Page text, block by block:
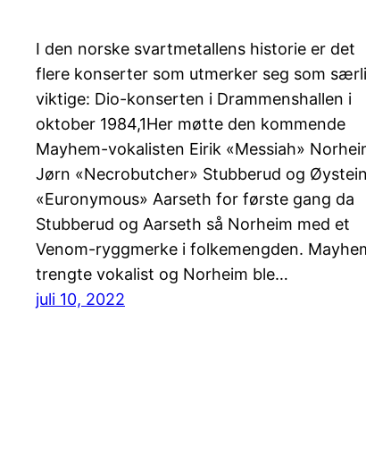
I den norske svartmetallens historie er det
flere konserter som utmerker seg som
viktige: Dio-konserten i Drammenshallen i
oktober 1984,1Her møtte den kommende
Mayhem-vokalisten Eirik «Messiah»
Jørn «Necrobutcher» Stubberud og Øystein
«Euronymous» Aarseth for første gang da
Stubberud og Aarseth så Norheim med et
Venom-ryggmerke i folkemengden.
trengte vokalist og Norheim ble…
juli 10, 2022